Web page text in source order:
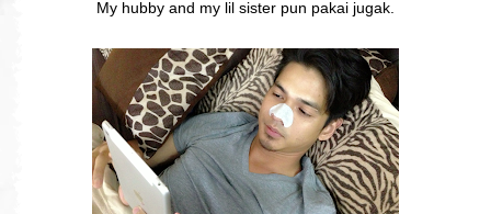
My hubby and my lil sister pun pakai jugak.